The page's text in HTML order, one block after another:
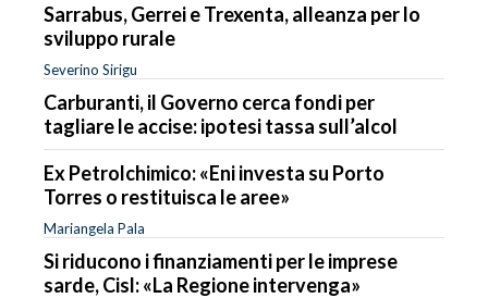
Sarrabus, Gerrei e Trexenta, alleanza per lo
sviluppo rurale
Severino Sirigu
Carburanti, il Governo cerca fondi per
tagliare le accise: ipotesi tassa sull’alcol
Ex Petrolchimico: «Eni investa su Porto
Torres o restituisca le aree»
Mariangela Pala
Si riducono i finanziamenti per le imprese
sarde, Cisl: «La Regione intervenga»